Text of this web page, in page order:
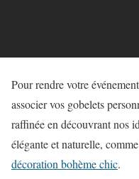
Pour rendre votre
associer vos gobelets
raffinée en découvrant nos
élégante et naturelle,
décoration bohème chic.